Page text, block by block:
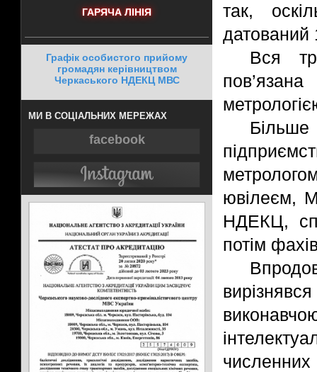
ГАРЯЧА ЛІНІЯ
Графік особистого прийому
громадян керівництвом
Черкаського НДЕКЦ МВС
МИ В СОЦІАЛЬНИХ МЕРЕЖАХ
facebook
так,
датований
Вся
ювілеєм,
НДЕКЦ,
потім